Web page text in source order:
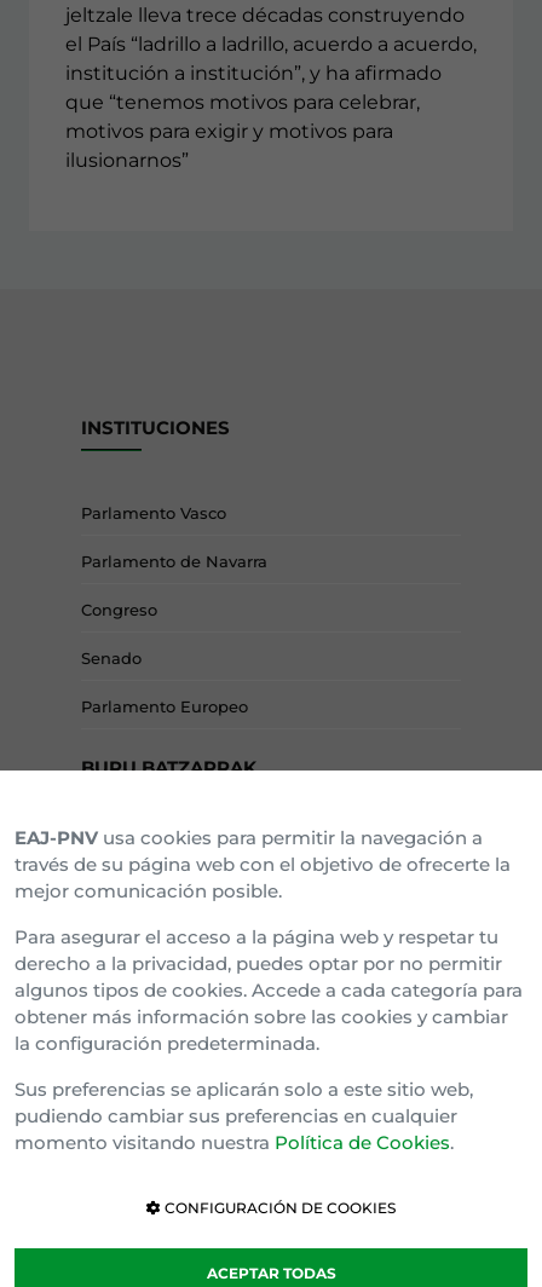
jeltzale lleva trece décadas construyendo
el País “ladrillo a ladrillo, acuerdo a acuerdo,
institución a institución”, y ha afirmado
que “tenemos motivos para celebrar,
motivos para exigir y motivos para
ilusionarnos”
INSTITUCIONES
Parlamento Vasco
Parlamento de Navarra
Congreso
Senado
Parlamento Europeo
BURU BATZARRAK
Araba Buru Batzar
Bizkai Buru Batzar
Gipuzko Buru Batzar
Ipar Buru Batzar
Napar Buru Batzar
EAJ-PNV usa cookies para permitir la navegación a
través de su página web con el objetivo de ofrecerte la
mejor comunicación posible.
Para asegurar el acceso a la página web y respetar tu
derecho a la privacidad, puedes optar por no permitir
algunos tipos de cookies. Accede a cada categoría para
obtener más información sobre las cookies y cambiar
la configuración predeterminada.
Sus preferencias se aplicarán solo a este sitio web,
pudiendo cambiar sus preferencias en cualquier
momento visitando nuestra Política de Cookies.
CONFIGURACIÓN DE COOKIES
ACEPTAR TODAS